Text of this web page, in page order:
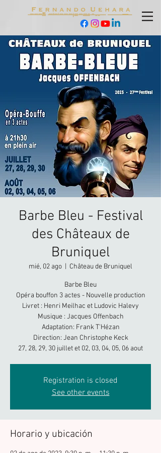
Barbe Bleu - Festival
des Châteaux de
Bruniquel
mié, 02 ago Château de Bruniquel
Barbe Bleu
Opéra bouffon 3 actes - Nouvelle production
Livret : Henri Meilhac et Ludovic Halevy
Musique : Jacques Offenbach
Adaptation: Frank T'Hézan
Direction: Jean Christophe Keck
27, 28, 29, 30 juillet et 02, 03, 04, 05, 06 aout
Registration is closed
See other events
Horario y ubicación